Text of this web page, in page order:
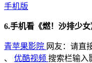
手机版
6.手机看《燃！沙排少女
青苹果影院 网友：请直
、 优酷视频 搜索栏输入